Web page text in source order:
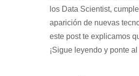
los Data Scientist,
aparición de nuevas
este post te explicamos
¡Sigue leyendo y ponte al